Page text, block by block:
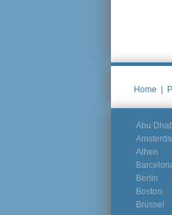
Home
Abu
Athen
Berlin
Boston
Brüssel